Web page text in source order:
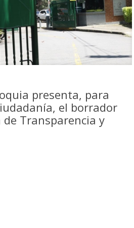
presenta, para
el borrador
Transparencia y